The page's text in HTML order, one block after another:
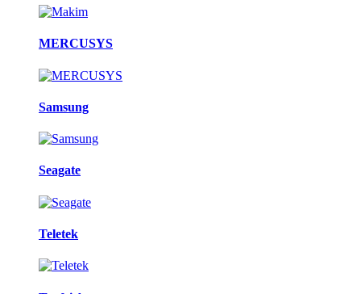
MERCUSYS
Samsung
Seagate
Teletek